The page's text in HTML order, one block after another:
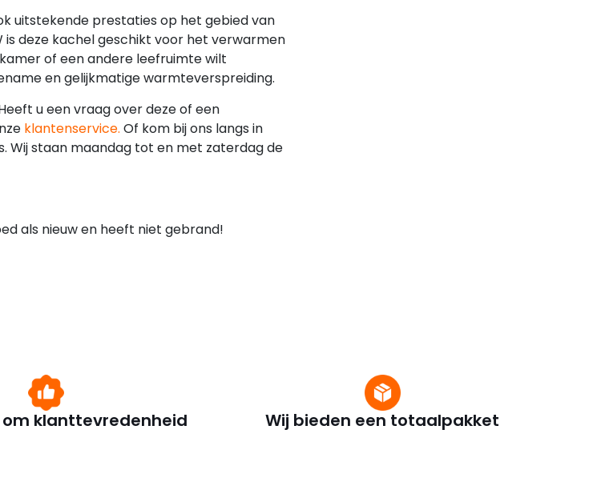
uitstekende prestaties op het gebied van
deze kachel geschikt voor het verwarmen
of een andere leefruimte wilt
en gelijkmatige warmteverspreiding.
u een vraag over deze of een
klantenservice. Of kom bij ons langs in
Wij staan maandag tot en met zaterdag de
als nieuw en heeft niet gebrand!
klanttevredenheid Wij bieden een totaalpakket